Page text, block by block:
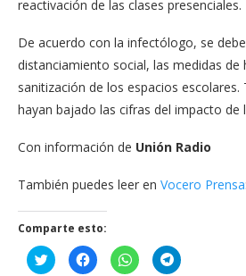
reactivación de las clases presenciales.
De acuerdo con la infectólogo, se
distanciamiento social, las medidas de
sanitización de los espacios
hayan bajado las cifras del impacto de
Con información de Unión Radio
También puedes leer en Vocero Prensa
Comparte esto:
Haz
clic
Haz
clic
Haz
clic
Haz
clic